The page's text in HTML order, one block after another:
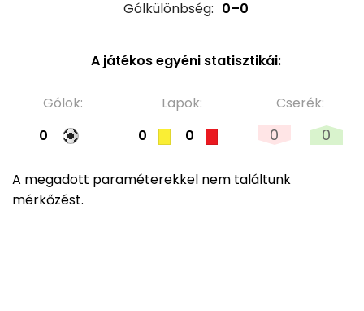
Gólkülönbség: 0–0
A játékos egyéni statisztikái:
Gólok:
0
Lapok:
0
0
Cserék:
0 0
A megadott paraméterekkel nem találtunk
mérkőzést.